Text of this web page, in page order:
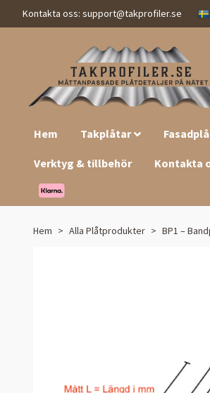
Kontakta oss: support@takprofiler.se
Hem Takplåtar
Verktyg & tillbehör Kontakta
Hem Alla Plåtprodukter BP1 –